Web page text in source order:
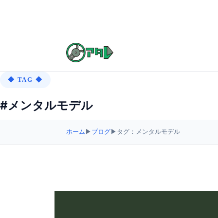
◆ TAG ◆
#メンタルモデル
ホーム ▶ ブログ▶ タグ：メンタルモデル